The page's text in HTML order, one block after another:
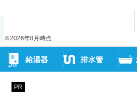
※2026年8月時点
給湯器 排水管
PR